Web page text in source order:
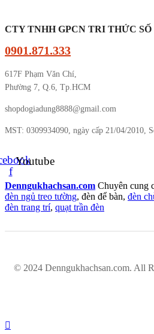
CTY TNHH GPCN TRI THỨC SỐ
0901.871.333
617F Phạm Văn Chí,
Phường 7, Q.6, Tp.HCM
shopdogiadung8888@gmail.com
MST: 0309934090, ngày cấp 21/04/2010,
f
Youtube
Denngukhachsan.com Chuyên cung
đèn ngủ treo tường, đèn để bàn, đèn
đèn trang trí, quạt trần đèn
© 2024 Denngukhachsan.com. All